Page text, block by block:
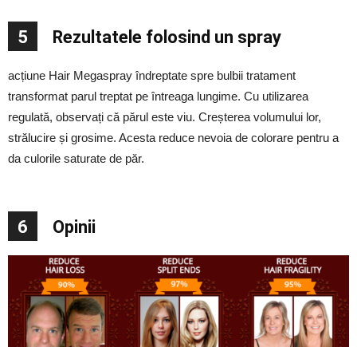
5 Rezultatele folosind un spray
acțiune Hair Megaspray îndreptate spre bulbii tratament
transformat parul treptat pe întreaga lungime. Cu utilizarea
regulată, observați că părul este viu. Creșterea volumului lor,
strălucire și grosime. Acesta reduce nevoia de colorare pentru a
da culorile saturate de păr.
6 Opinii